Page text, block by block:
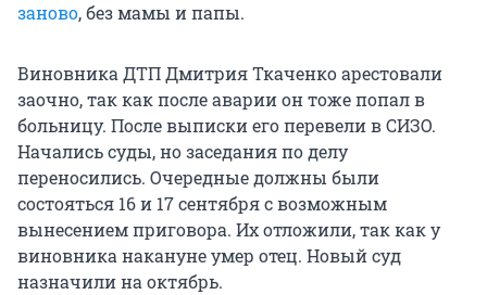
заново, без мамы и папы.
Виновника ДТП Дмитрия Ткаченко арестовали
заочно, так как после аварии он тоже попал в
больницу. После выписки его перевели в СИЗО.
Начались суды, но заседания по делу
переносились. Очередные должны были
состояться 16 и 17 сентября с возможным
вынесением приговора. Их отложили, так как у
виновника накануне умер отец. Новый суд
назначили на октябрь.